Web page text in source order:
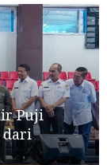
Puji
dari